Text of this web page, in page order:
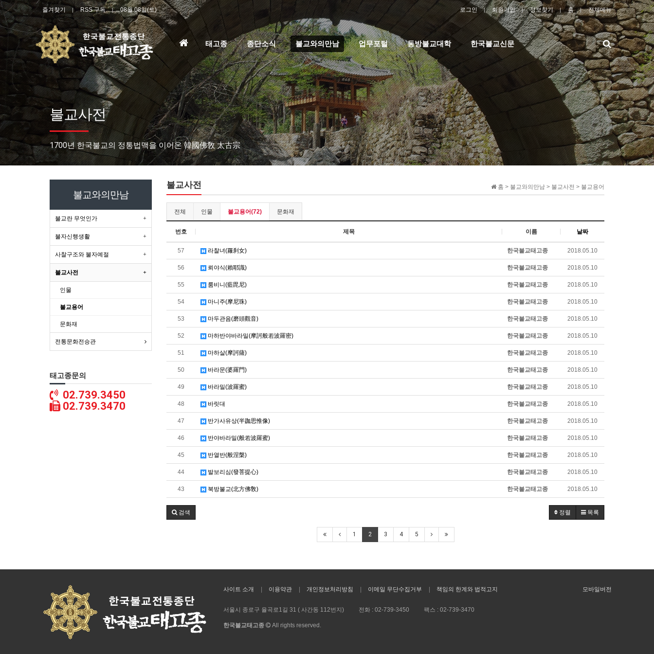
즐겨찾기 RSS 구독 08월 08일(토) 로그인 회원가입 정보찾기 홈 전체메뉴
홈
태고종 종단소식 불교와의만남 업무포털 동방불교대학 한국불교신문
검
색
불교사전
1700년 한국불교의 정통법맥을 이어온 韓國佛敎 太古宗
홈 > 불교와의만남 > 불교사전 > 불교용어
불교사전
전체 인물 불교용어(72) 문화재
번호 제목 이름 날짜
57 라찰녀(羅刹女) 한국불교태고종 2018.05.10
56 뢰야식(賴耶識) 한국불교태고종 2018.05.10
55 룸비니(藍毘尼) 한국불교태고종 2018.05.10
54 마니주(摩尼珠) 한국불교태고종 2018.05.10
53 마두관음(磨頭觀音) 한국불교태고종 2018.05.10
52 마하반야바라밀(摩訶般若波羅密) 한국불교태고종 2018.05.10
51 마하살(摩訶薩) 한국불교태고종 2018.05.10
50 바라문(婆羅門) 한국불교태고종 2018.05.10
49 바라밀(波羅蜜) 한국불교태고종 2018.05.10
48 바릿대 한국불교태고종 2018.05.10
47 반가사유상(半跏思惟像) 한국불교태고종 2018.05.10
46 반야바라밀(般若波羅蜜) 한국불교태고종 2018.05.10
45 반열반(般涅槃) 한국불교태고종 2018.05.10
44 발보리심(發菩提心) 한국불교태고종 2018.05.10
43 북방불교(北方佛敎) 한국불교태고종 2018.05.10
정렬 목록
검색
1 2 3 4 5
불교와의만남
불교란 무엇인가
불자신행생활
사찰구조와 불자예절
불교사전
인물
불교용어
문화재
전통문화전승관
태고종문의
02.739.3450
02.739.3470
사이트 소개 이용약관 개인정보처리방침 이메일 무단수집거부 책임의 한계와 법적고지 모바일버전
서울시 종로구 율곡로1길 31 ( 사간동 112번지) 전화 :02-739-3450 팩스 :02-739-3470
한국불교태고종 All rights reserved.